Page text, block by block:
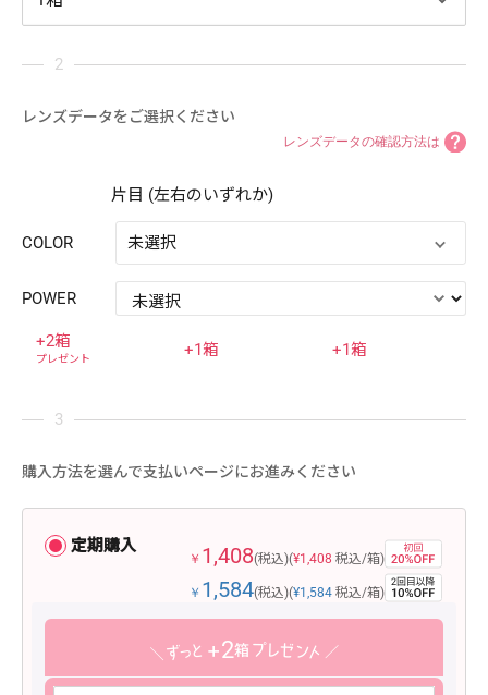
レンズデータをご選択ください
レンズデータの確認方法は
片目 (左右のいずれか)
COLOR 未選択
POWER
+2箱
プレゼント +1箱 +1箱
購入方法を選んで支払いページにお進みください
定期購入
￥ 1,408(税込)(¥1,408 税込/箱)
￥ 1,584(税込)(¥1,584 税込/箱)
2